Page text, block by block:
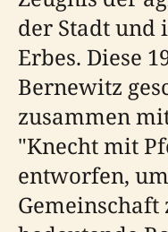
der Stadt und
Erbes. Diese
Bernewitz
zusammen
"Knecht mit
entworfen,
Gemeinschaft